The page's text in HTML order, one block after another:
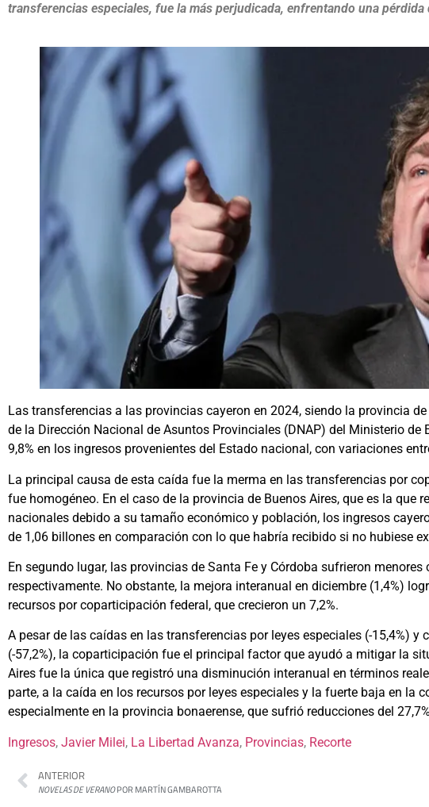
transferencias especiales, fue la más perjudicada, enfrentando una pérdida
Las transferencias a las provincias cayeron en 2024, siendo la provincia
de la Dirección Nacional de Asuntos Provinciales (DNAP) del Ministerio
9,8% en los ingresos provenientes del Estado nacional, con variaciones
La principal causa de esta caída fue la merma en las transferencias por
fue homogéneo. En el caso de la provincia de Buenos Aires, que es la que
nacionales debido a su tamaño económico y población, los ingresos
de 1,06 billones en comparación con lo que habría recibido si no hubiese
En segundo lugar, las provincias de Santa Fe y Córdoba sufrieron
respectivamente. No obstante, la mejora interanual en diciembre (1,4%)
recursos por coparticipación federal, que crecieron un 7,2%.
A pesar de las caídas en las transferencias por leyes especiales (-15,4%) y
(-57,2%), la coparticipación fue el principal factor que ayudó a mitigar la
Aires fue la única que registró una disminución interanual en términos
parte, a la caída en los recursos por leyes especiales y la fuerte baja en la
especialmente en la provincia bonaerense, que sufrió reducciones del
Ingresos, Javier Milei, La Libertad Avanza, Provincias, Recorte
ANTERIOR
NOVELAS DE VERANOPOR MARTÍN GAMBAROTTA